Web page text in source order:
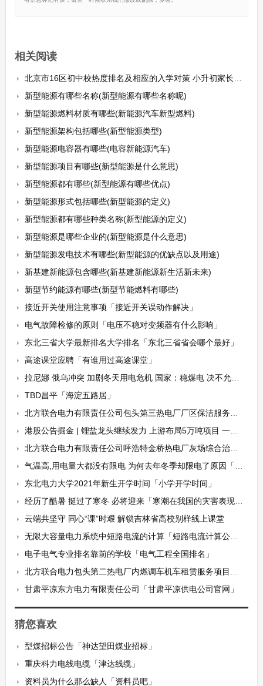
相关阅读
北京市16区初中校热度排名及相应的入学对策 小升初家长值得收藏
新型能源有哪些名称(新型能源有哪些名称呢)
新型能源燃料材质有哪些(新能源汽车新型燃料)
新型能源架构包括哪些(新型能源类型)
新型能源电容器有哪些(电容新能源汽车)
新型能源项目有哪些(新型能源是什么意思)
新型能源都有哪些(新型能源有哪些优点)
新型能源形式包括哪些(新型能源的定义)
新型能源都有哪些种类名称(新型能源的定义)
新型能源是哪些企业的(新型能源是什么意思)
新型能源发电技术有哪些(新型能源的优缺点以及用途)
新基建新能源包含哪些(新基建新能源新生活新未来)
新型节约能源有哪些(新型节能燃料有哪些)
接近开关使用注意事项「接近开关误动作解决」
电气故障检修的原则「电压不稳对变频器有什么影响」
东北三省大学最新排名大学排名「东北三省省会哪个最好」
高途课堂应聘「有谁用过高途课堂」
拉尼娜 俄乌冲突 加剧冬天用电危机 国家：稳煤电 决不允许拉闸限电
TBD昌平「海淀五路居」
北方联合电力有限责任公司包头第三热电厂厂区保洁服务招标公告
港股公告掘金 | 锂盐龙头继续发力 上游布局5万吨项目 一期实现2.5万吨氢氧化锂产能
北方联合电力有限责任公司呼浩特金桥热电厂灰场综合治理招标公告
气温高,用电量大都没有限电 为何去年冬季却限电了原因「用电量过高」
东北电力大学2021年新生开学时间「小学开学时间」
经历了酷暑 挺过了寒冬 必将迎来「寒潮在我国的灾害表现一般有」
云端共坚守 同心“课”时艰 解锁吉林省高校别样线上课堂
无限大容量电力系统中短路电流的计算「短路电流计算公式」
电子电气专业排名靠前的学校「电气工程全国排名」
北方联合电力包头第二热电厂内燃调车机车租赁服务项目招标公告
甘肃平凉东方电力有限责任公司「甘肃平凉供电公司官网」
猜您喜欢
型煤招标公告「神达望田煤业招标」
重庆科力电线电缆「津达线缆」
资料员为什么那么缺人「资料员吧」